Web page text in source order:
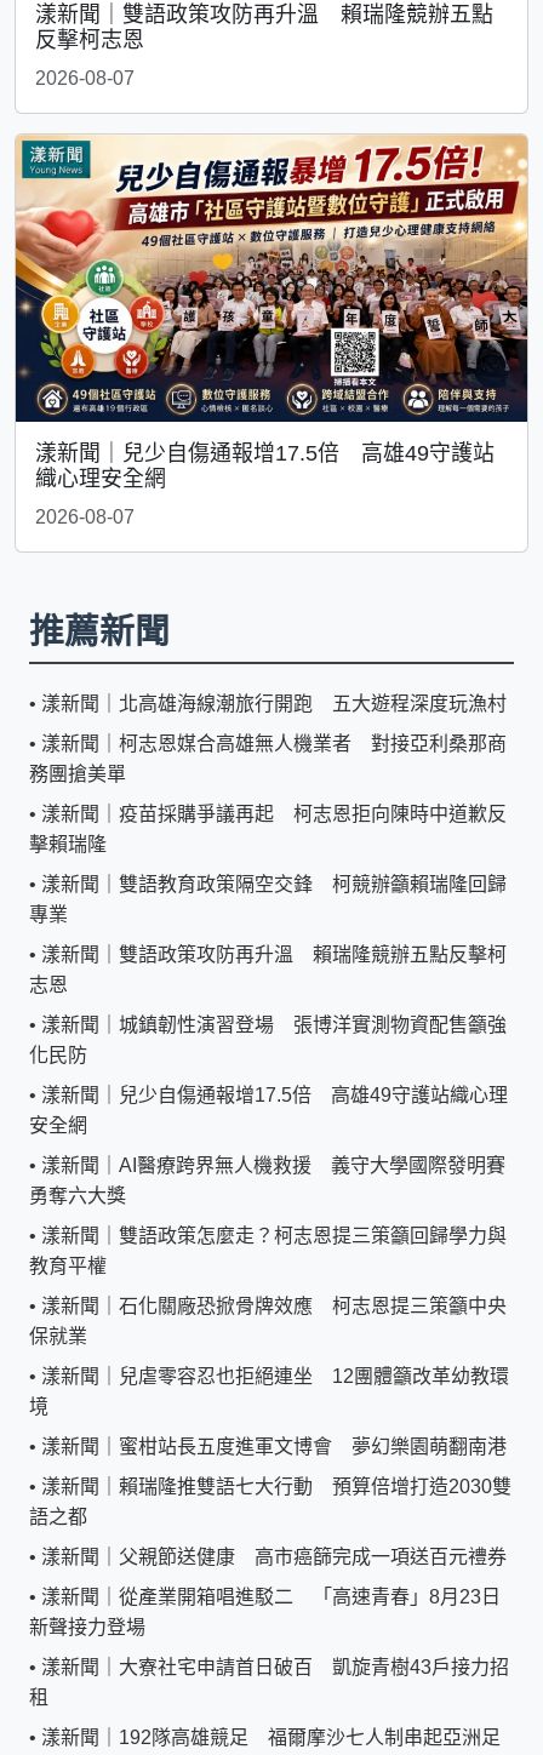
漾新聞｜雙語政策攻防再升溫 賴瑞隆競辦五點
反擊柯志恩
2026-08-07
漾新聞｜兒少自傷通報增17.5倍 高雄49守護站
織心理安全網
2026-08-07
推薦新聞
• 漾新聞｜北高雄海線潮旅行開跑 五大遊程深度玩漁村
• 漾新聞｜柯志恩媒合高雄無人機業者 對接亞利桑那商
務團搶美單
• 漾新聞｜疫苗採購爭議再起 柯志恩拒向陳時中道歉反
擊賴瑞隆
• 漾新聞｜雙語教育政策隔空交鋒 柯競辦籲賴瑞隆回歸
專業
• 漾新聞｜雙語政策攻防再升溫 賴瑞隆競辦五點反擊柯
志恩
• 漾新聞｜城鎮韌性演習登場 張博洋實測物資配售籲強
化民防
• 漾新聞｜兒少自傷通報增17.5倍 高雄49守護站織心理
安全網
• 漾新聞｜AI醫療跨界無人機救援 義守大學國際發明賽
勇奪六大獎
• 漾新聞｜雙語政策怎麼走？柯志恩提三策籲回歸學力與
教育平權
• 漾新聞｜石化關廠恐掀骨牌效應 柯志恩提三策籲中央
保就業
• 漾新聞｜兒虐零容忍也拒絕連坐 12團體籲改革幼教環
境
• 漾新聞｜蜜柑站長五度進軍文博會 夢幻樂園萌翻南港
• 漾新聞｜賴瑞隆推雙語七大行動 預算倍增打造2030雙
語之都
• 漾新聞｜父親節送健康 高市癌篩完成一項送百元禮券
• 漾新聞｜從產業開箱唱進駁二 「高速青春」8月23日
新聲接力登場
• 漾新聞｜大寮社宅申請首日破百 凱旋青樹43戶接力招
租
• 漾新聞｜192隊高雄競足 福爾摩沙七人制串起亞洲足